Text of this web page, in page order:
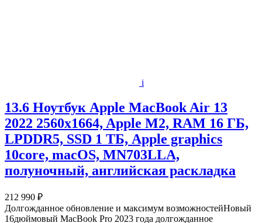
i
13.6 Ноутбук Apple MacBook Air 13
2022 2560x1664, Apple M2, RAM 16 ГБ,
LPDDR5, SSD 1 ТБ, Apple graphics
10core, macOS, MN703LLA,
полуночный, английская раскладка
212 990 ₽
Долгожданное обновление и максимум возможностейНовый
16дюймовый MacBook Pro 2023 года долгожданное